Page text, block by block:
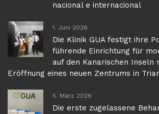
nacional e internacional
1. Juni 2026
Die Klinik GUA festigt ihre
führende Einrichtung für
auf den Kanarischen Inseln
Eröffnung eines neuen Zentrums in
5. März 2026
Die erste zugelassene